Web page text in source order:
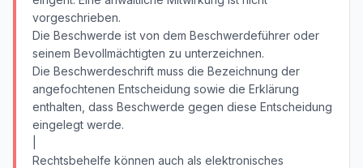
vorgeschrieben.
Die Beschwerde ist von dem Beschwerdeführer oder
seinem Bevollmächtigten zu unterzeichnen.
Die Beschwerdeschrift muss die Bezeichnung der
angefochtenen Entscheidung sowie die Erklärung
enthalten, dass Beschwerde gegen diese Entscheidung
eingelegt werde.
Rechtsbehelfe können auch als elektronisches